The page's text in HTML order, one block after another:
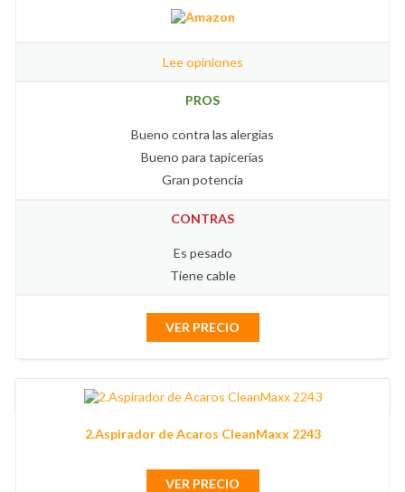
Lee opiniones
PROS
Bueno contra las alergias
Bueno para tapicerías
Gran potencia
CONTRAS
Es pesado
Tiene cable
VER PRECIO
2.Aspirador de Acaros CleanMaxx ‎2243
VER PRECIO